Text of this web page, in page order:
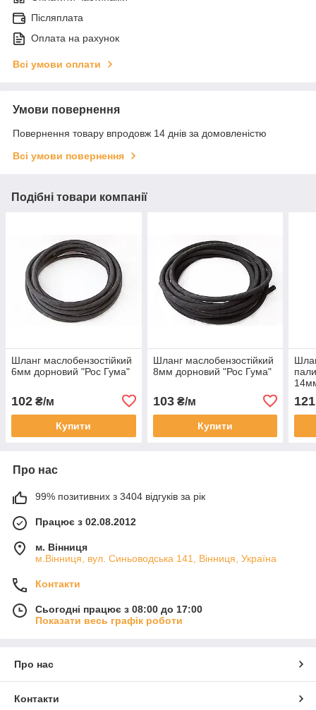
Післяплата
Оплата на рахунок
Всі умови оплати
Умови повернення
Повернення товару впродовж 14 днів за домовленістю
Всі умови повернення
Подібні товари компанії
Шланг маслобензостійкий
6мм дорновий "Рос Гума"
102 ₴/м
Купити
Шланг маслобензостійкий
8мм дорновий "Рос Гума"
103₴/м
Купити
121
Про нас
99% позитивних з 3404 відгуків за рік
Працює з 02.08.2012
м. Вінниця
м.Вінниця, вул. Синьоводська 141, Вінниця, Україна
Контакти
Сьогодні працює з 08:00 до 17:00
Показати весь графік роботи
Про нас
Контакти